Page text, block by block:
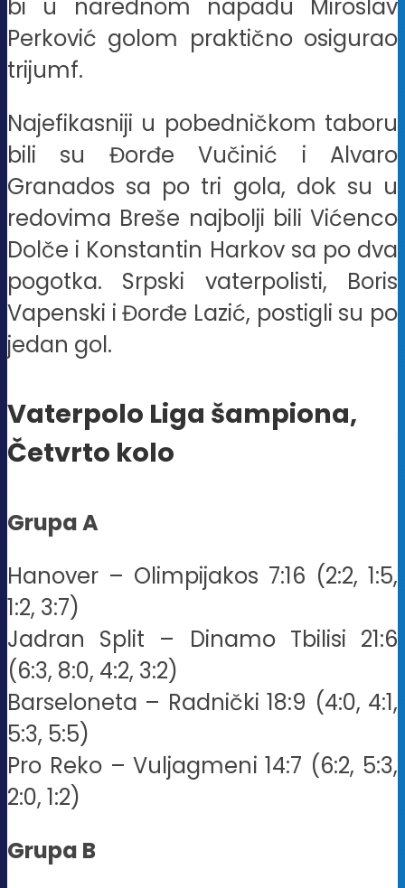
bi u narednom napadu Miroslav
Perković golom praktično osigurao
trijumf.
Najefikasniji u pobedničkom taboru
bili su Đorđe Vučinić i Alvaro
Granados sa po tri gola, dok su u
redovima Breše najbolji bili Vićenco
Dolče i Konstantin Harkov sa po dva
pogotka. Srpski vaterpolisti, Boris
Vapenski i Đorđe Lazić, postigli su po
jedan gol.
Vaterpolo Liga šampiona,
Četvrto kolo
Grupa A
Hanover – Olimpijakos 7:16 (2:2, 1:5,
1:2, 3:7)
Jadran Split – Dinamo Tbilisi 21:6
(6:3, 8:0, 4:2, 3:2)
Barseloneta – Radnički 18:9 (4:0, 4:1,
5:3, 5:5)
Pro Reko – Vuljagmeni 14:7 (6:2, 5:3,
2:0, 1:2)
Grupa B